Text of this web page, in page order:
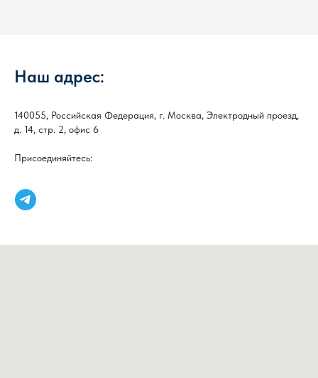
Наш адрес:
140055, Российская Федерация, г. Москва, Электродный проезд,
д. 14, стр. 2, офис 6
Присоединяйтесь: